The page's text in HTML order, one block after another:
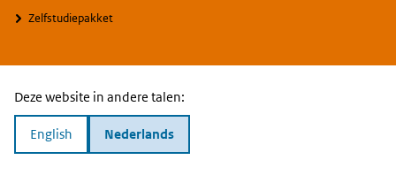
Zelfstudiepakket
Deze website in andere talen:
English Nederlands